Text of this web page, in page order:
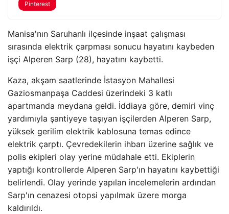
Pinterest
Manisa'nın Saruhanlı ilçesinde inşaat çalışması
sırasında elektrik çarpması sonucu hayatını kaybeden
işçi Alperen Sarp (28), hayatını kaybetti.
Kaza, akşam saatlerinde İstasyon Mahallesi
Gaziosmanpaşa Caddesi üzerindeki 3 katlı
apartmanda meydana geldi. İddiaya göre, demiri vinç
yardımıyla şantiyeye taşıyan işçilerden Alperen Sarp,
yüksek gerilim elektrik kablosuna temas edince
elektrik çarptı. Çevredekilerin ihbarı üzerine sağlık ve
polis ekipleri olay yerine müdahale etti. Ekiplerin
yaptığı kontrollerde Alperen Sarp'ın hayatını kaybettiği
belirlendi. Olay yerinde yapılan incelemelerin ardından
Sarp'ın cenazesi otopsi yapılmak üzere morga
kaldırıldı.